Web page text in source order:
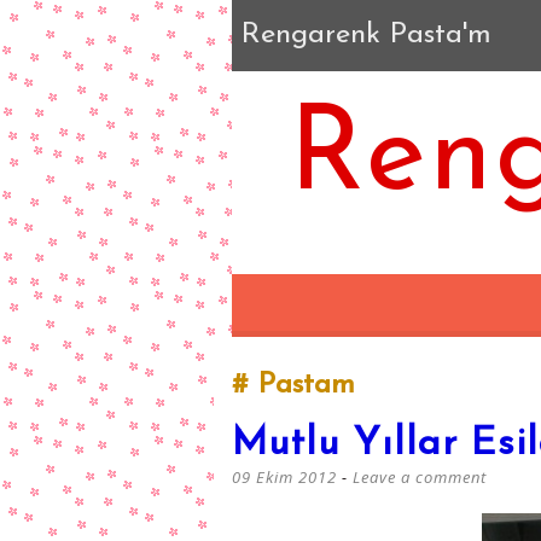
Rengarenk Pasta'm
Pastam
Mutlu Yıllar
09 Ekim 2012 Leave a comment